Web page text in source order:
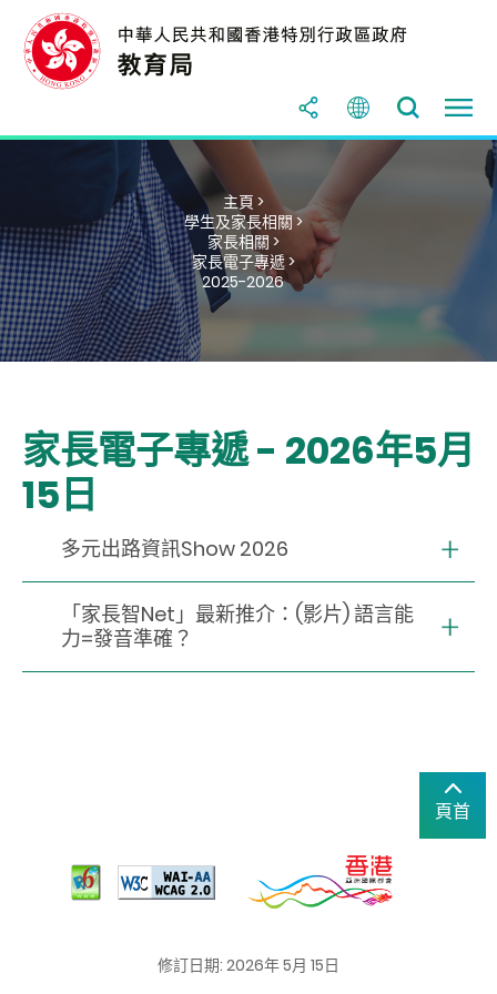
主頁 >
學生及家長相關 >
家長相關 >
家長電子專遞 >
2025-2026
家長電子專遞 - 2026年5月
15日
多元出路資訊Show 2026
「家長智Net」最新推介：(影片) 語言能
力=發音準確？
頁首
修訂日期: 2026年 5月 15日